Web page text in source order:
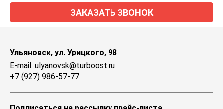
ЗАКАЗАТЬ ЗВОНОК
Ульяновск, ул. Урицкого, 98
E-mail: ulyanovsk@turboost.ru
+7 (927) 986-57-77